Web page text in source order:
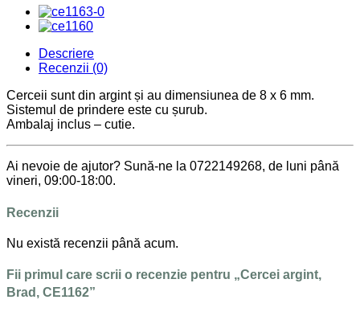
Descriere
Recenzii (0)
Cerceii sunt din argint și au dimensiunea de 8 x 6 mm.
Sistemul de prindere este cu șurub.
Ambalaj inclus – cutie.
Ai nevoie de ajutor? Sună-ne la 0722149268, de luni până
vineri, 09:00-18:00.
Recenzii
Nu există recenzii până acum.
Fii primul care scrii o recenzie pentru „Cercei argint,
Brad, CE1162”